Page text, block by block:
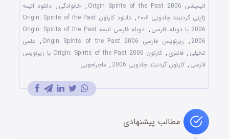
انیمیشن Origin Spirits of the Past 2006 , خانوادگی , دانلود انیمه
ژاپنی گردنبند جادویی ۲۰۰۶
,
دانلود کارتون Origin: Spirits of the Past
2006 با دوبله فارسی
,
دوبله فارسی انیمه Origin: Spirits of the Past
2006
, زیرنویس فارسی Origin Spirits of the Past 2006 , علمی
تخیلی , فانتزی ,
کارتون Origin: Spirits of the Past 2006 با زیرنویس
فارسی , کارتون گردنبند جادویی 2006 , ماجراجویی
مطالب پیشنهادی